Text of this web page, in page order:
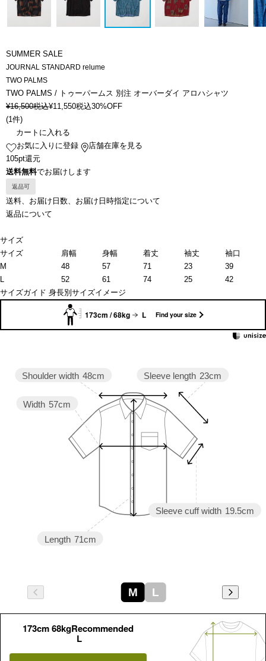
SUMMER SALE
JOURNAL STANDARD relume
TWO PALMS
TWO PALMS / トゥーパームス 別注 オーバーダイ アロハシャツ
¥16,500税込¥11,550税込30%OFF
(1件)
カートに入れる
お気に入りに登録
店舗在庫を見る
105pt還元
送料無料でお届けします
返品可
送料、お届け日数、お届け日時指定について
返品について
サイズ
サイズ
肩幅 身幅 着丈 袖丈
袖口
M
48 57 71 23
39
L
52 61 74 25
42
サイズガイド 身長別サイズイメージ
173cm / 68kg L Find your size
Sleeve cuff width 19.5cm
Sleeve length 23cm
Length 71cm
Width 57cm
Shoulder width 48cm
M L
173cm 68kgRecommended
L